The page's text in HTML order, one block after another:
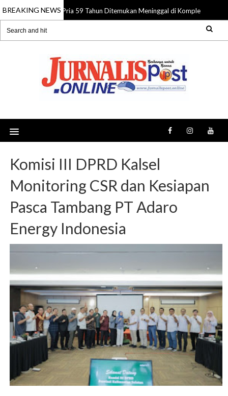
BREAKING NEWS
08 Aug 2026 Pria 59 Tahun Ditemukan Meninggal di Komplek Pasar
Komisi III DPRD Kalsel
Monitoring CSR dan Kesiapan
Pasca Tambang PT Adaro
Energy Indonesia